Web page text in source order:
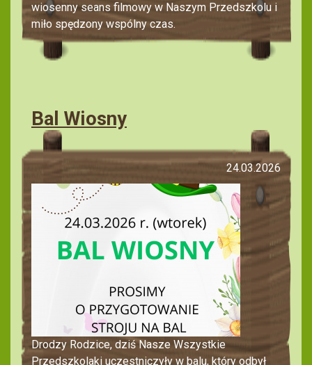
wiosenny seans filmowy w Naszym Przedszkolu i
miło spędzony wspólny czas.
Bal Wiosny
24.03.2026
Drodzy Rodzice, dziś Nasze Wszystkie
Przedszkolaki uczestniczyły w balu, który odbył